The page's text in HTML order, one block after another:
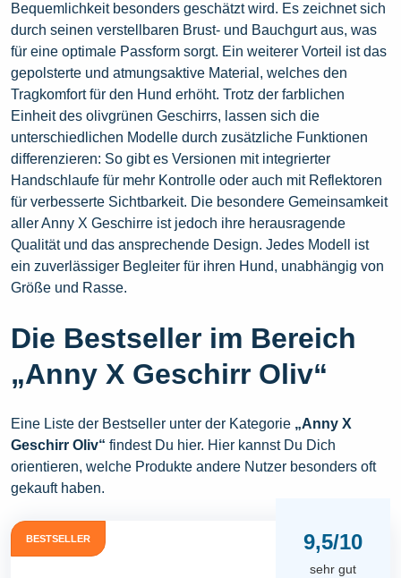
Bequemlichkeit besonders geschätzt wird. Es zeichnet sich
durch seinen verstellbaren Brust- und Bauchgurt aus, was
für eine optimale Passform sorgt. Ein weiterer Vorteil ist das
gepolsterte und atmungsaktive Material, welches den
Tragkomfort für den Hund erhöht. Trotz der farblichen
Einheit des olivgrünen Geschirrs, lassen sich die
unterschiedlichen Modelle durch zusätzliche Funktionen
differenzieren: So gibt es Versionen mit integrierter
Handschlaufe für mehr Kontrolle oder auch mit Reflektoren
für verbesserte Sichtbarkeit. Die besondere Gemeinsamkeit
aller Anny X Geschirre ist jedoch ihre herausragende
Qualität und das ansprechende Design. Jedes Modell ist
ein zuverlässiger Begleiter für ihren Hund, unabhängig von
Größe und Rasse.
Die Bestseller im Bereich
„Anny X Geschirr Oliv“
Eine Liste der Bestseller unter der Kategorie „Anny X
Geschirr Oliv“ findest Du hier. Hier kannst Du Dich
orientieren, welche Produkte andere Nutzer besonders oft
gekauft haben.
BESTSELLER 9,5/10
sehr gut